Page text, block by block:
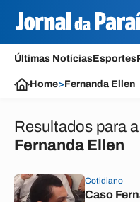
Últimas NotíciasEsportes
Home>Fernanda Ellen
Resultados para
Fernanda Ellen
Cotidiano
Caso